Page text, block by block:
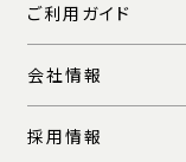
ご利用ガイド
会社情報
採用情報